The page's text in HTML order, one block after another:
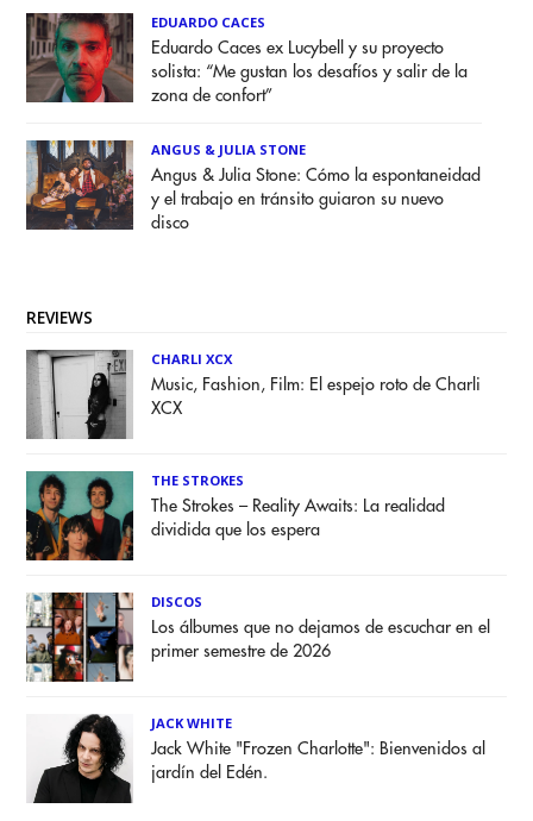
EDUARDO CACES
Eduardo Caces ex Lucybell y su proyecto
solista: “Me gustan los desafíos y salir de la
zona de confort”
ANGUS & JULIA STONE
Angus & Julia Stone: Cómo la espontaneidad
y el trabajo en tránsito guiaron su nuevo
disco
REVIEWS
CHARLI XCX
Music, Fashion, Film: El espejo roto de Charli
XCX
THE STROKES
The Strokes – Reality Awaits: La realidad
dividida que los espera
DISCOS
Los álbumes que no dejamos de escuchar en el
primer semestre de 2026
JACK WHITE
Jack White "Frozen Charlotte": Bienvenidos al
jardín del Edén.